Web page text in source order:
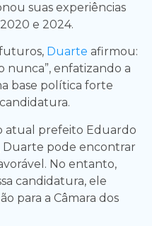
suas experiências
e 2024.
Duarte afirmou:
nunca”, enfatizando a
base política forte
atual prefeito Eduardo
Duarte pode encontrar
No entanto,
candidatura, ele
para a Câmara dos